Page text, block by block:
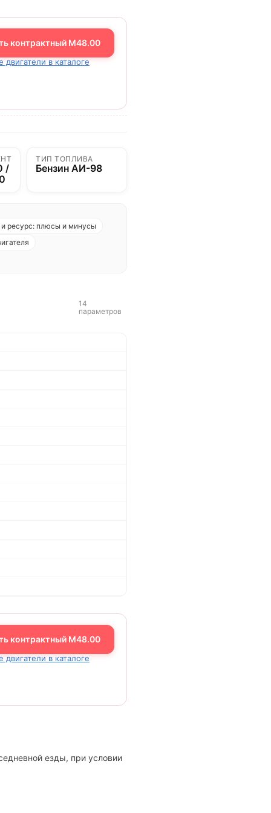
контрактный M48.00
двигатели в каталоге
/
ТИП ТОПЛИВА
Бензин АИ-98
ресурс: плюсы и минусы
14
параметров
контрактный M48.00
двигатели в каталоге
езды, при условии